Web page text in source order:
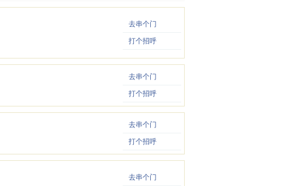
去串个门
打个招呼
去串个门
打个招呼
去串个门
打个招呼
去串个门